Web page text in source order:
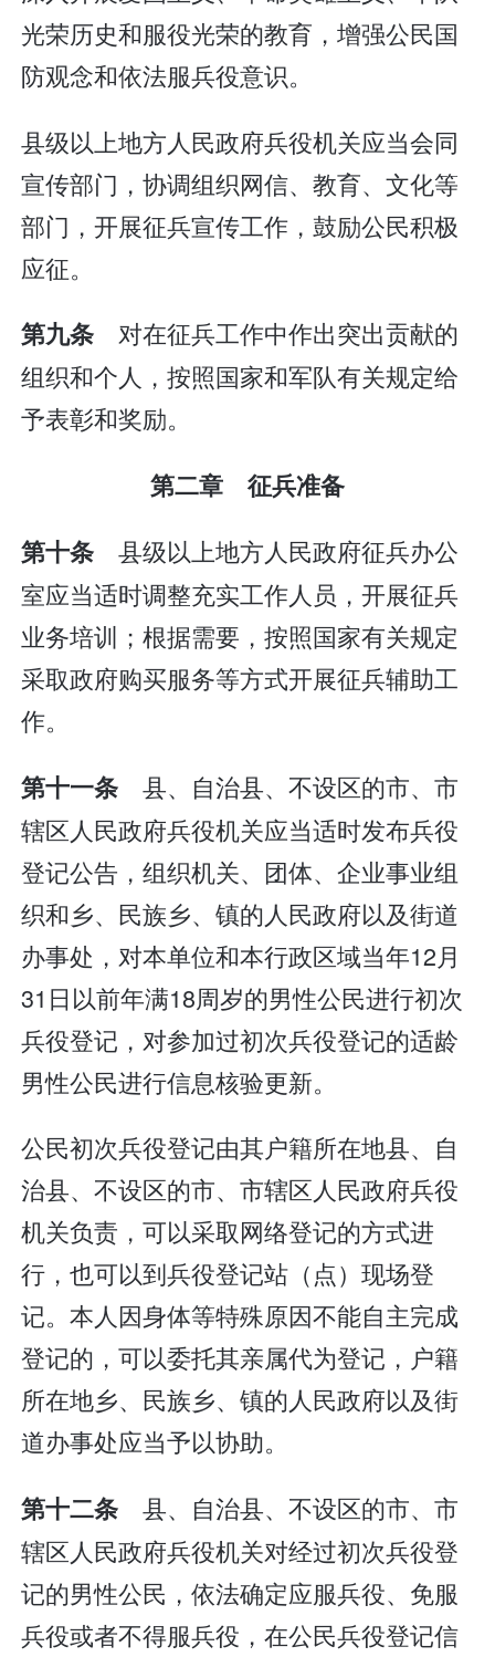
光荣历史和服役光荣的教育，增强公民国
防观念和依法服兵役意识。
县级以上地方人民政府兵役机关应当会同
宣传部门，协调组织网信、教育、文化等
部门，开展征兵宣传工作，鼓励公民积极
应征。
第九条 对在征兵工作中作出突出贡献的
组织和个人，按照国家和军队有关规定给
予表彰和奖励。
第二章 征兵准备
第十条 县级以上地方人民政府征兵办公
室应当适时调整充实工作人员，开展征兵
业务培训；根据需要，按照国家有关规定
采取政府购买服务等方式开展征兵辅助工
作。
第十一条 县、自治县、不设区的市、市
辖区人民政府兵役机关应当适时发布兵役
登记公告，组织机关、团体、企业事业组
织和乡、民族乡、镇的人民政府以及街道
办事处，对本单位和本行政区域当年12月
31日以前年满18周岁的男性公民进行初次
兵役登记，对参加过初次兵役登记的适龄
男性公民进行信息核验更新。
公民初次兵役登记由其户籍所在地县、自
治县、不设区的市、市辖区人民政府兵役
机关负责，可以采取网络登记的方式进
行，也可以到兵役登记站（点）现场登
记。本人因身体等特殊原因不能自主完成
登记的，可以委托其亲属代为登记，户籍
所在地乡、民族乡、镇的人民政府以及街
道办事处应当予以协助。
第十二条 县、自治县、不设区的市、市
辖区人民政府兵役机关对经过初次兵役登
记的男性公民，依法确定应服兵役、免服
兵役或者不得服兵役，在公民兵役登记信